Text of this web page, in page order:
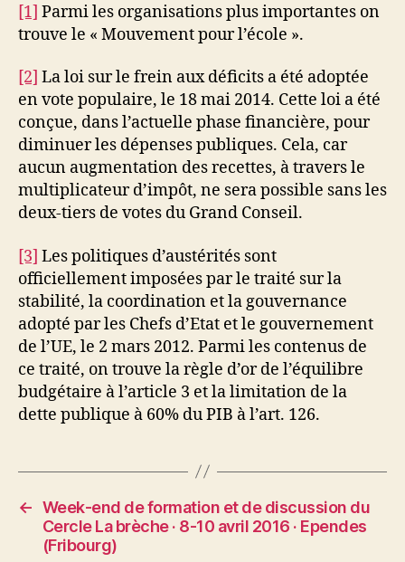
[1] Parmi les organisations plus importantes on
trouve le « Mouvement pour l’école ».
[2] La loi sur le frein aux déficits a été adoptée
en vote populaire, le 18 mai 2014. Cette loi a été
conçue, dans l’actuelle phase financière, pour
diminuer les dépenses publiques. Cela, car
aucun augmentation des recettes, à travers le
multiplicateur d’impôt, ne sera possible sans les
deux-tiers de votes du Grand Conseil.
[3] Les politiques d’austérités sont
officiellement imposées par le traité sur la
stabilité, la coordination et la gouvernance
adopté par les Chefs d’Etat et le gouvernement
de l’UE, le 2 mars 2012. Parmi les contenus de
ce traité, on trouve la règle d’or de l’équilibre
budgétaire à l’article 3 et la limitation de la
dette publique à 60% du PIB à l’art. 126.
← Week-end de formation et de discussion du
Cercle La brèche · 8-10 avril 2016 · Ependes
(Fribourg)